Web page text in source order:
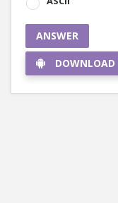
ANSWER
DOWNLOAD